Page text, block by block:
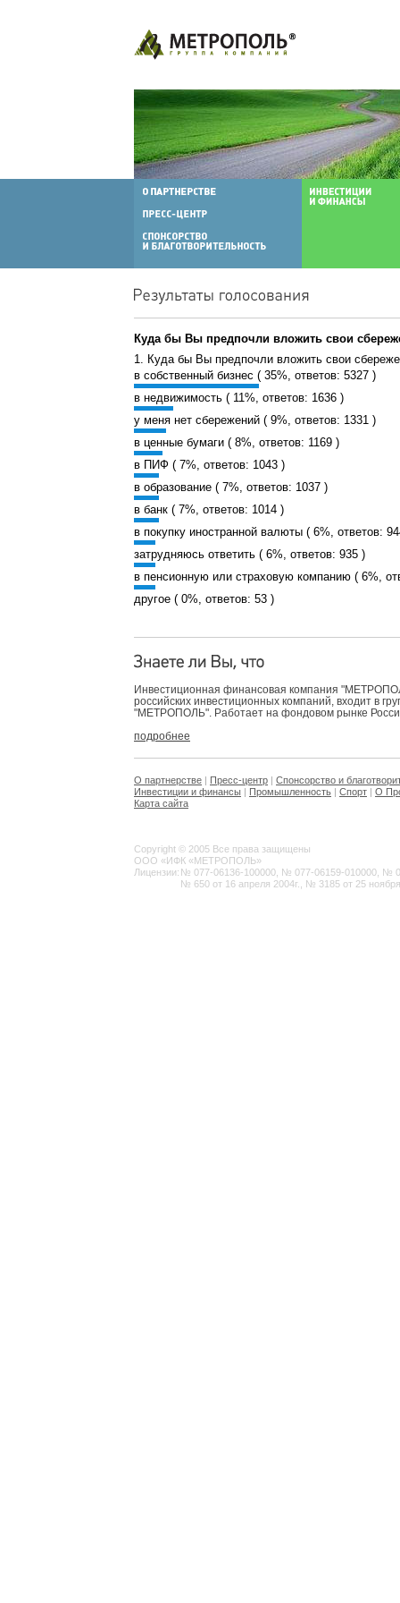
Куда бы Вы предпочли вложить свои
1. Куда бы Вы предпочли вложить свои
в собственный бизнес ( 35%, ответов: 5327 )
в недвижимость ( 11%, ответов: 1636 )
у меня нет сбережений ( 9%, ответов: 1331 )
в ценные бумаги ( 8%, ответов: 1169 )
в ПИФ ( 7%, ответов: 1043 )
в образование ( 7%, ответов: 1037 )
в банк ( 7%, ответов: 1014 )
в покупку иностранной валюты ( 6%, ответов:
затрудняюсь ответить ( 6%, ответов: 935 )
в пенсионную или страховую компанию ( 6%,
другое ( 0%, ответов: 53 )
Инвестиционная финансовая компания
российских инвестиционных компаний, входит в
"МЕТРОПОЛЬ". Работает на фондовом рынке
подробнее
О партнерстве | Пресс-центр | Спонсорство и
Инвестиции и финансы | Промышленность | Спорт | О
Карта сайта
Copyright © 2005 Все права защищены
ООО «ИФК «МЕТРОПОЛЬ»
Лицензии: № 077-06136-100000, № 077-06159-010000, №
№ 650 от 16 апреля 2004г., № 3185 от 25